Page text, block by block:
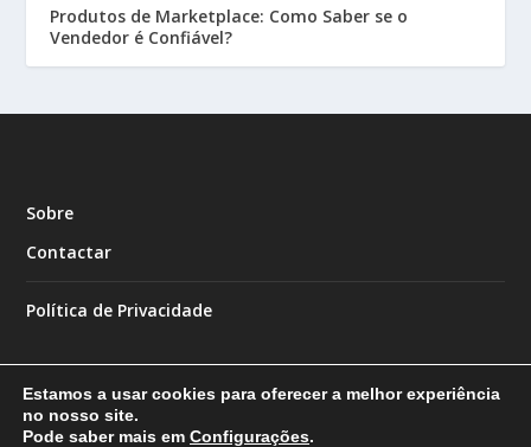
Produtos de Marketplace: Como Saber se o
Vendedor é Confiável?
Sobre
Contactar
Política de Privacidade
Estamos a usar cookies para oferecer a melhor experiência
no nosso site.
Pode saber mais em Configurações.